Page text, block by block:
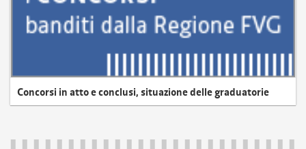
Concorsi in atto e conclusi, situazione delle graduatorie